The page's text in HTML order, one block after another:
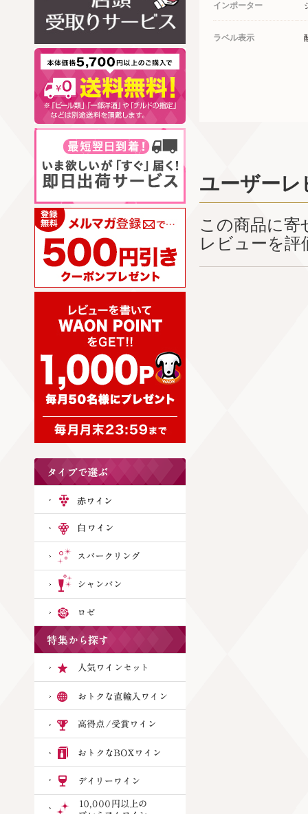
インポーター
ラベル表示
ユーザーレ
この商品に
レビューを評